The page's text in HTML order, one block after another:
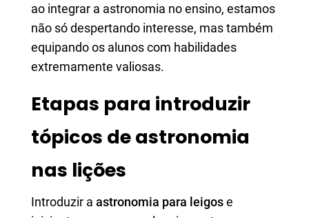
ao integrar a astronomia no ensino, estamos
não só despertando interesse, mas também
equipando os alunos com habilidades
extremamente valiosas.
Etapas para introduzir
tópicos de astronomia
nas lições
Introduzir a astronomia para leigose